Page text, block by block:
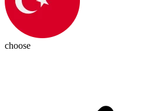
choose